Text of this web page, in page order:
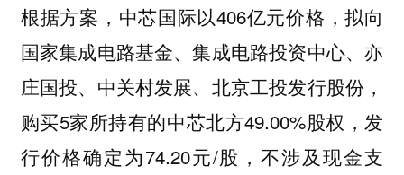
根据方案，中芯国际以406亿元价格，拟向
国家集成电路基金、集成电路投资中心、亦
庄国投、中关村发展、北京工投发行股份，
购买5家所持有的中芯北方49.00%股权，发
行价格确定为74.20元/股，不涉及现金支